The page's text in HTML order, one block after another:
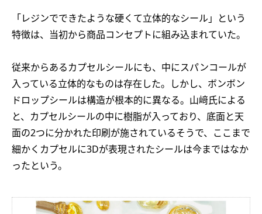
「レジンでできたような硬くて立体的なシール」という
特徴は、当初から商品コンセプトに組み込まれていた。
従来からあるカプセルシールにも、中にスパンコールが
入っている立体的なものは存在した。しかし、ボンボン
ドロップシールは構造が根本的に異なる。山﨑氏による
と、カプセルシールの中に樹脂が入っており、底面と天
面の2つに分かれた印刷が施されているそうで、ここまで
細かくカプセルに3Dが表現されたシールは今まではなか
ったという。